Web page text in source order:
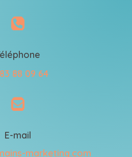

88 09 64

E-mail
marketing.com